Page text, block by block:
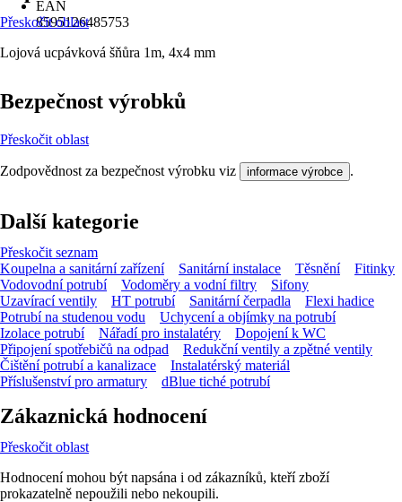
EAN
8595126485753
Přeskočit oblast
Lojová ucpávková šňůra 1m, 4x4 mm
Bezpečnost výrobků
Přeskočit oblast
Zodpovědnost za bezpečnost výrobku viz informace výrobce .
Další kategorie
Přeskočit seznam
Koupelna a sanitární zařízení
Sanitární instalace Těsnění
Fitinky
Vodovodní potrubí
Vodoměry a vodní filtry
Sifony
Uzavírací ventily
HT potrubí Sanitární čerpadla
Flexi hadice
Potrubí na studenou vodu
Uchycení a objímky na potrubí
Izolace potrubí
Nářadí pro instalatéry
Dopojení k WC
Připojení spotřebičů na odpad
Redukční ventily a zpětné ventily
Čištění potrubí a kanalizace
Instalatérský materiál
Příslušenství pro armatury
dBlue tiché potrubí
Zákaznická hodnocení
Přeskočit oblast
Hodnocení mohou být napsána i od zákazníků, kteří zboží
prokazatelně nepoužili nebo nekoupili.